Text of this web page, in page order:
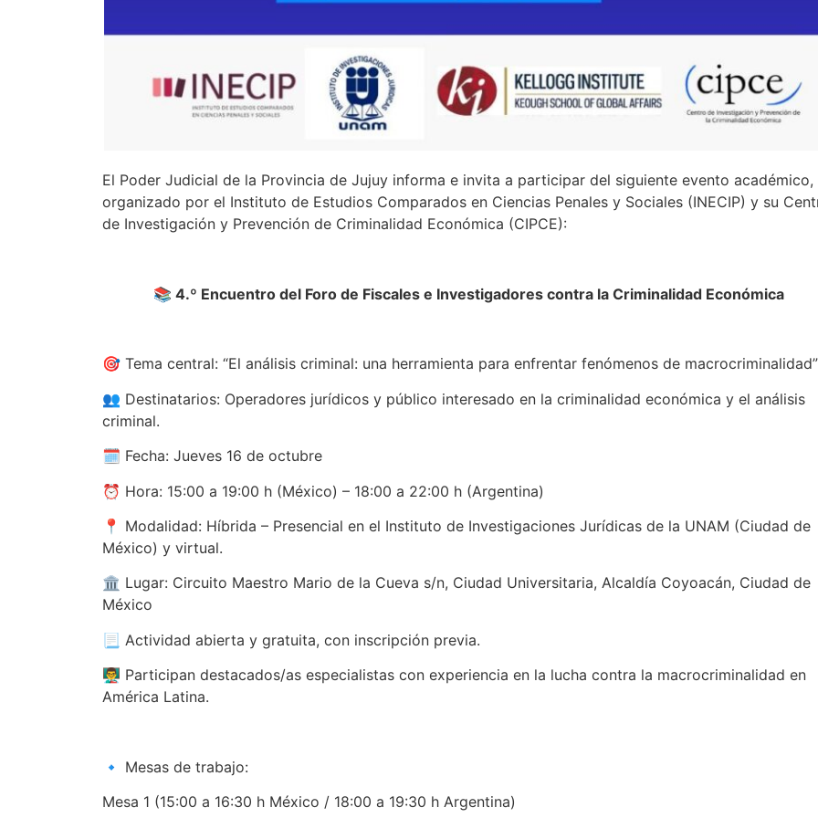
El Poder Judicial de la Provincia de Jujuy informa e invita a participar del siguiente evento académico,
organizado por el Instituto de Estudios Comparados en Ciencias Penales y Sociales (INECIP) y su
de Investigación y Prevención de Criminalidad Económica (CIPCE):
📚 4.º Encuentro del Foro de Fiscales e Investigadores contra la Criminalidad Económica
🎯 Tema central: “El análisis criminal: una herramienta para enfrentar fenómenos de macrocriminalidad”
👥 Destinatarios: Operadores jurídicos y público interesado en la criminalidad económica y el análisis
criminal.
🗓️ Fecha: Jueves 16 de octubre
⏰ Hora: 15:00 a 19:00 h (México) – 18:00 a 22:00 h (Argentina)
📍 Modalidad: Híbrida – Presencial en el Instituto de Investigaciones Jurídicas de la UNAM (Ciudad de
México) y virtual.
🏛️ Lugar: Circuito Maestro Mario de la Cueva s/n, Ciudad Universitaria, Alcaldía Coyoacán, Ciudad de
México
📃 Actividad abierta y gratuita, con inscripción previa.
👨‍🏫 Participan destacados/as especialistas con experiencia en la lucha contra la macrocriminalidad en
América Latina.
🔹 Mesas de trabajo:
Mesa 1 (15:00 a 16:30 h México / 18:00 a 19:30 h Argentina)